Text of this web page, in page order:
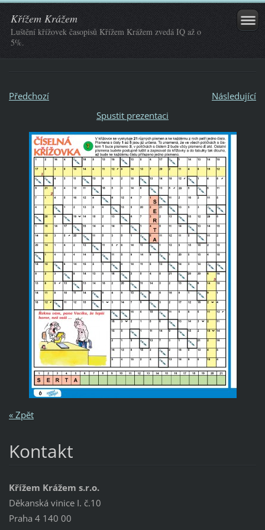
Křížem Krážem
Luštění křížovek časopisů Křížem Krážem zvedá IQ až o
5%.
Předchozí
Následující
Spustit prezentaci
« Zpět
Kontakt
Křížem Krážem s.r.o.
Děkanská vinice I. č.10
Praha 4 140 00